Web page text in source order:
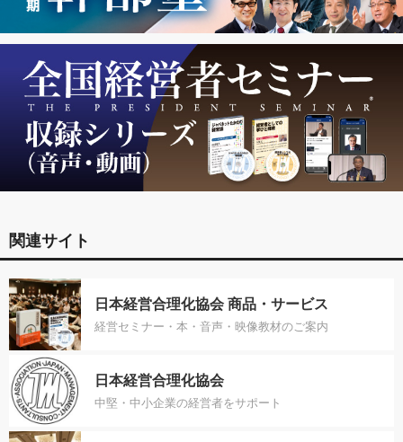
関連サイト
日本経営合理化協会 商品・サービス
経営セミナー・本・音声・映像教材のご案内
日本経営合理化協会
中堅・中小企業の経営者をサポート